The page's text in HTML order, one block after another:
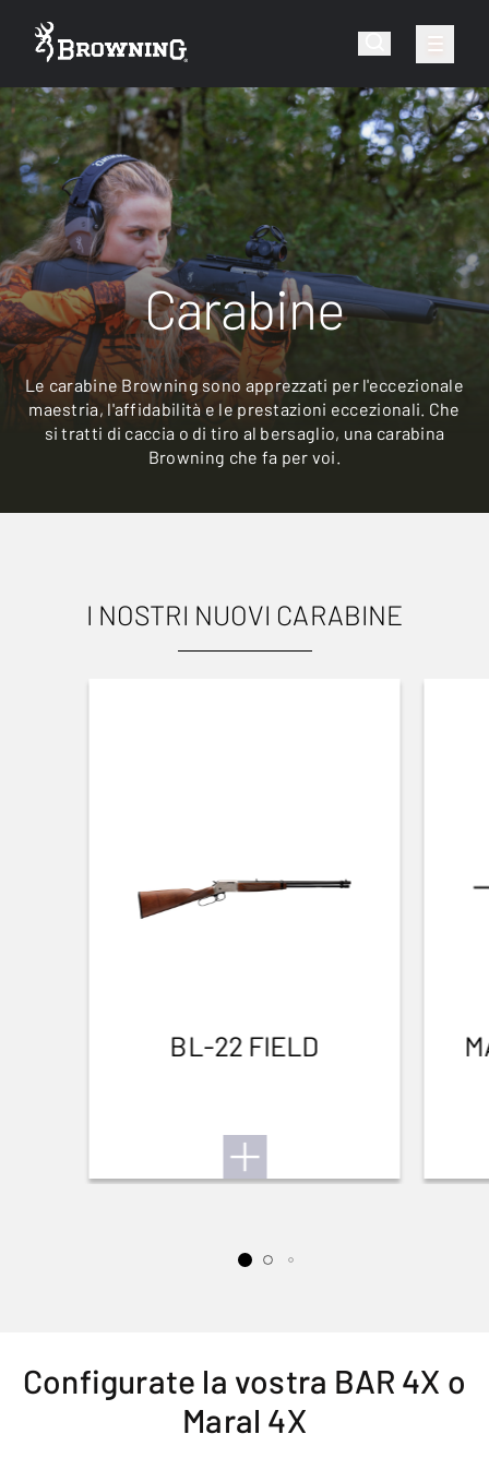
Carabine
Le carabine Browning sono apprezzati per l'eccezionale
maestria, l'affidabilità e le prestazioni eccezionali. Che
si tratti di caccia o di tiro al bersaglio, una carabina
Browning che fa per voi.
I NOSTRI NUOVI CARABINE
BL-22 FIELD
Configurate la vostra BAR 4X o
Maral 4X